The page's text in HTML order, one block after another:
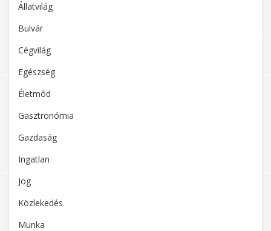
Állatvilág
Bulvár
Cégvilág
Egészség
Életmód
Gasztronómia
Gazdaság
Ingatlan
Jog
Közlekedés
Munka